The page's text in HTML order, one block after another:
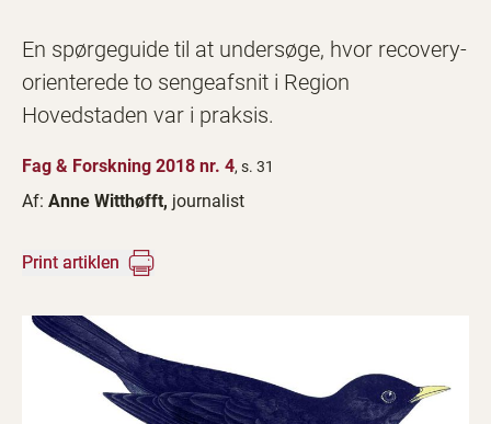
En spørgeguide til at undersøge, hvor recovery-
orienterede to sengeafsnit i Region
Hovedstaden var i praksis.
Fag & Forskning 2018 nr. 4, s. 31
Af: Anne Witthøfft, journalist
Print artiklen